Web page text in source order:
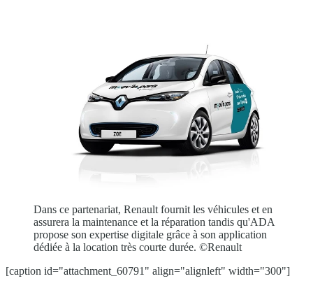
Dans ce partenariat, Renault fournit les véhicules et en
assurera la maintenance et la réparation tandis qu'ADA
propose son expertise digitale grâce à son application
dédiée à la location très courte durée. ©Renault
[caption id="attachment_60791" align="alignleft" width="300"]